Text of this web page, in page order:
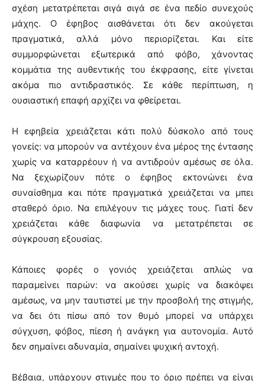
σχέση μετατρέπεται σιγά σιγά σε ένα πεδίο συνεχούς
μάχης. Ο έφηβος αισθάνεται ότι δεν ακούγεται
πραγματικά, αλλά μόνο περιορίζεται. Και είτε
συμμορφώνεται εξωτερικά από φόβο, χάνοντας
κομμάτια της αυθεντικής του έκφρασης, είτε γίνεται
ακόμα πιο αντιδραστικός. Σε κάθε περίπτωση, η
ουσιαστική επαφή αρχίζει να φθείρεται.
Η εφηβεία χρειάζεται κάτι πολύ δύσκολο από τους
γονείς: να μπορούν να αντέχουν ένα μέρος της έντασης
χωρίς να καταρρέουν ή να αντιδρούν αμέσως σε όλα.
Να ξεχωρίζουν πότε ο έφηβος εκτονώνει ένα
συναίσθημα και πότε πραγματικά χρειάζεται να μπει
σταθερό όριο. Να επιλέγουν τις μάχες τους. Γιατί δεν
χρειάζεται κάθε διαφωνία να μετατρέπεται σε
σύγκρουση εξουσίας.
Κάποιες φορές ο γονιός χρειάζεται απλώς να
παραμείνει παρών: να ακούσει χωρίς να διακόψει
αμέσως, να μην ταυτιστεί με την προσβολή της στιγμής,
να δει ότι πίσω από τον θυμό μπορεί να υπάρχει
σύγχυση, φόβος, πίεση ή ανάγκη για αυτονομία. Αυτό
δεν σημαίνει αδυναμία, σημαίνει ψυχική αντοχή.
Βέβαια, υπάρχουν στιγμές που το όριο πρέπει να είναι